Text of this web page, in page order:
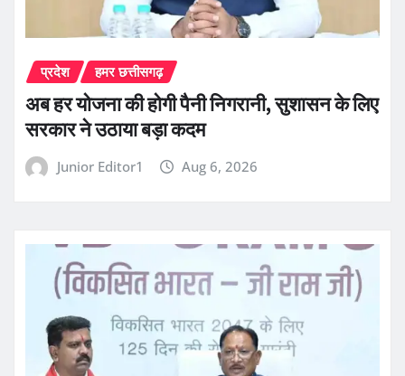
प्रदेश हमर छत्तीसगढ़
अब हर योजना की होगी पैनी निगरानी, सुशासन के लिए
सरकार ने उठाया बड़ा कदम
Junior Editor1 Aug 6, 2026